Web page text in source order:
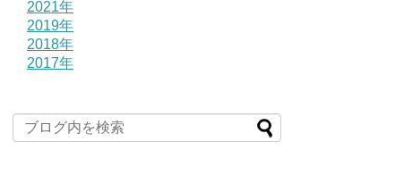
2021年
2019年
2018年
2017年